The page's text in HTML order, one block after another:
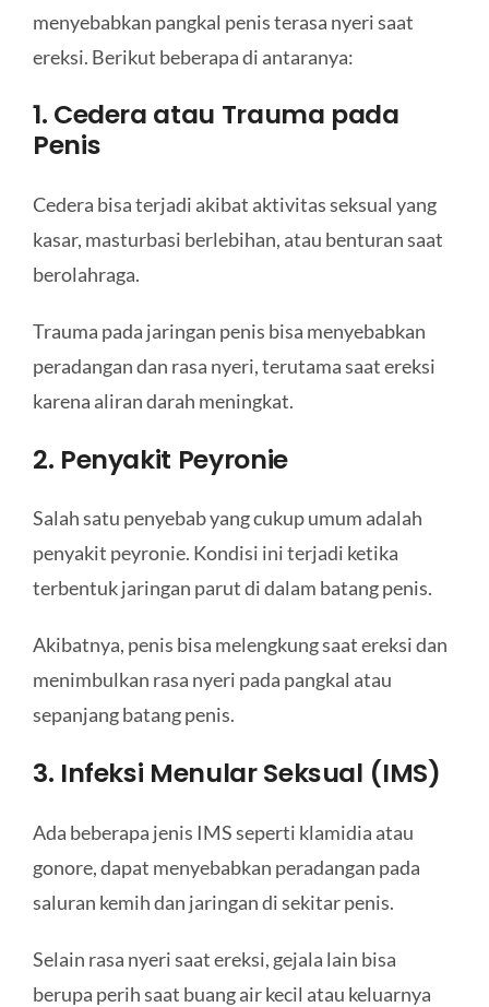
menyebabkan pangkal penis terasa nyeri saat
ereksi. Berikut beberapa di antaranya:
1. Cedera atau Trauma pada
Penis
Cedera bisa terjadi akibat aktivitas seksual yang
kasar, masturbasi berlebihan, atau benturan saat
berolahraga.
Trauma pada jaringan penis bisa menyebabkan
peradangan dan rasa nyeri, terutama saat ereksi
karena aliran darah meningkat.
2. Penyakit Peyronie
Salah satu penyebab yang cukup umum adalah
penyakit peyronie. Kondisi ini terjadi ketika
terbentuk jaringan parut di dalam batang penis.
Akibatnya, penis bisa melengkung saat ereksi dan
menimbulkan rasa nyeri pada pangkal atau
sepanjang batang penis.
3. Infeksi Menular Seksual (IMS)
Ada beberapa jenis IMS seperti klamidia atau
gonore, dapat menyebabkan peradangan pada
saluran kemih dan jaringan di sekitar penis.
Selain rasa nyeri saat ereksi, gejala lain bisa
berupa perih saat buang air kecil atau keluarnya